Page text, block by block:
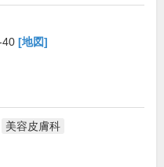
40 [地図]
美容皮膚科